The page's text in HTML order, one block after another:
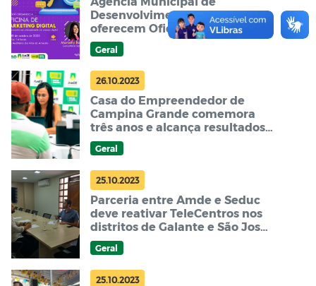
Desenvolvimento e Sebrae
oferecem Oficina de Marketing
Digital para aprimorar
habilidades
Geral
26.10.2023
Casa do Empreendedor de
Campina Grande comemora
três anos e alcança resultados
notáveis
Geral
25.10.2023
Parceria entre Amde e Seduc
deve reativar TeleCentros nos
distritos de Galante e São José
da Mata
Geral
25.10.2023